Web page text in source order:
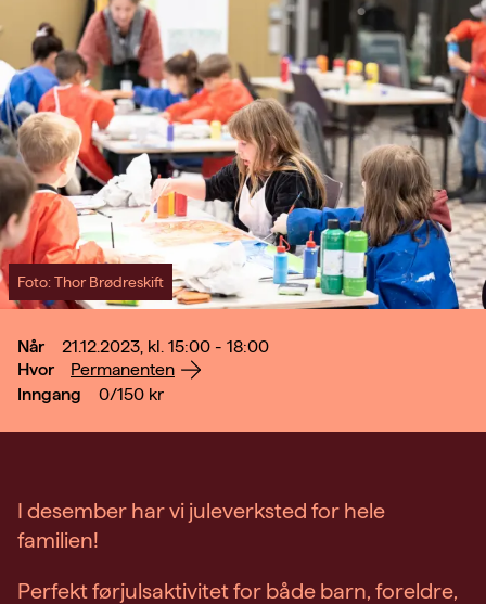
Foto: Thor Brødreskift
Når
21.12.2023, kl. 15:00 - 18:00
Hvor
Permanenten
Inngang
0/150 kr
I desember har vi juleverksted for hele
familien!
Perfekt førjulsaktivitet for både barn, foreldre,